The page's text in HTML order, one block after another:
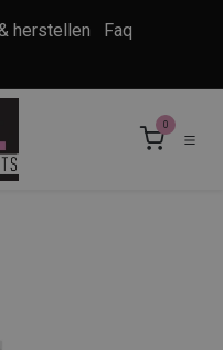
herstellen
Faq
0